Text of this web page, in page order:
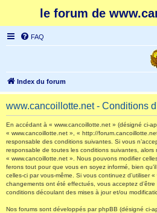
le forum de
FAQ
Index du forum
www.cancoillotte.net - Conditions
En accédant à « www.cancoillotte.net » (désigné ci-
« www.cancoillotte.net », « http://
responsable des conditions suivantes. Si vous
responsable de toutes les conditions suivantes, alors
« www.cancoillotte.net ». Nous pouvons modifier
ferons tout pour que vous en soyez informé, bien
celles-ci par vous-même. Si vous continuez d’utiliser
changements ont été effectués, vous acceptez
conditions découlant des mises à jour et/ou
Nos forums sont développés par phpBB (désigné ci-